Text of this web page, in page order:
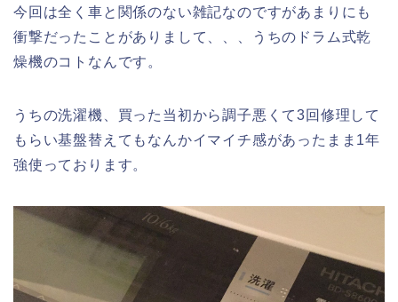
今回は全く車と関係のない雑記なのですがあまりにも
衝撃だったことがありまして、、、うちのドラム式乾
燥機のコトなんです。
うちの洗濯機、買った当初から調子悪くて3回修理して
もらい基盤替えてもなんかイマイチ感があったまま1年
強使っております。